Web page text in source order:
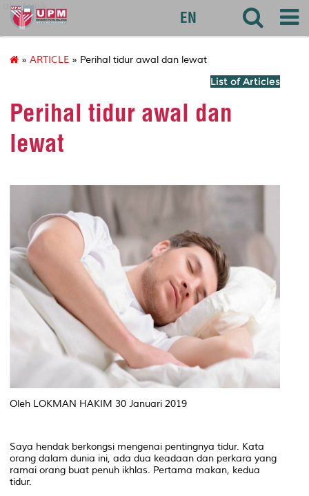
akademik
EN
» ARTICLE » Perihal tidur awal dan lewat
List of Articles
Perihal tidur awal dan
lewat
Oleh LOKMAN HAKIM 30 Januari 2019
Saya hendak berkongsi mengenai pentingnya tidur. Kata
orang dalam dunia ini, ada dua keadaan dan perkara yang
ramai orang buat penuh ikhlas. Pertama makan, kedua
tidur.